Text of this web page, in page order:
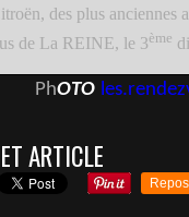
des plus anciennes
de La REINE, le 3ème
PhOTO
ARTICLE